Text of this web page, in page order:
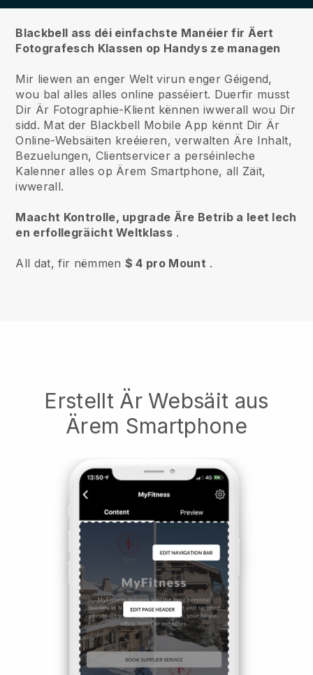
Blackbell ass déi einfachste Manéier fir Äert
Fotografesch Klassen op Handys ze managen
Mir liewen an enger Welt virun enger Géigend,
wou bal alles alles online passéiert. Duerfir musst
Dir Är Fotographie-Klient kënnen iwwerall wou Dir
sidd. Mat der Blackbell Mobile App kënnt Dir Är
Online-Websäiten kreéieren, verwalten Äre Inhalt,
Bezuelungen, Clientservicer a perséinleche
Kalenner alles op Ärem Smartphone, all Zäit,
iwwerall.
Maacht Kontrolle, upgrade Äre Betrib a leet Iech
en erfollegräicht Weltklass .
All dat, fir nëmmen $ 4 pro Mount .
Erstellt Är Websäit aus
Ärem Smartphone